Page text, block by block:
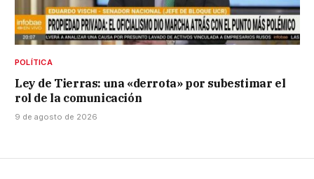
POLÍTICA
Ley de Tierras: una «derrota» por subestimar el
rol de la comunicación
9 de agosto de 2026